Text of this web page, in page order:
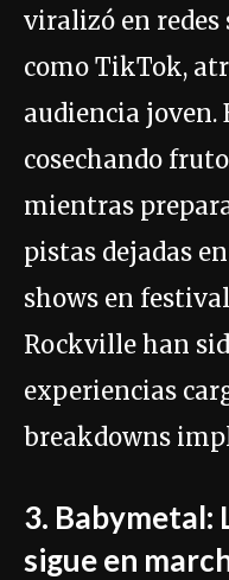
viralizó en
como TikTok,
audiencia joven.
cosechando
mientras
pistas dejadas
shows en
Rockville han
experiencias
breakdowns
3. Babymetal:
sigue en